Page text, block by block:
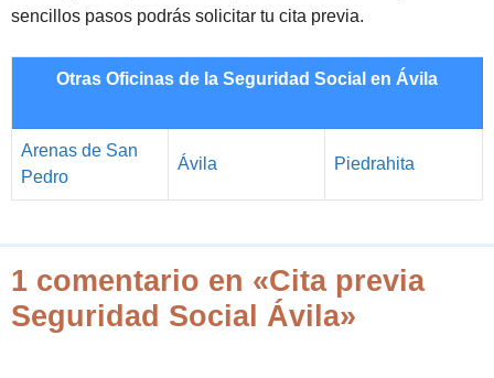
sencillos pasos podrás solicitar tu cita previa.
Otras Oficinas de la Seguridad Social en Ávila
Arenas de San
Pedro
Ávila Piedrahita
1 comentario en «Cita previa
Seguridad Social Ávila»